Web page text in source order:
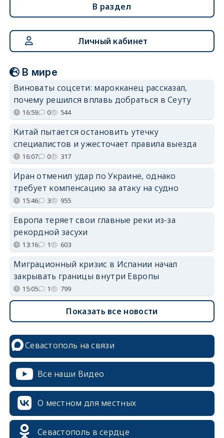
В раздел
Личный кабинет
В мире
Виноваты соцсети: марокканец рассказал,
почему решился вплавь добраться в Сеуту
16:59 0 544
Китай пытается остановить утечку
специалистов и ужесточает правила выезда
16:07 0 317
Иран отменил удар по Украине, однако
требует компенсацию за атаку на судно
15:46 3 955
Европа теряет свои главные реки из-за
рекордной засухи
13:16 1 603
Миграционный кризис в Испании начал
закрывать границы внутри Европы
15:05 1 799
Показать все новости
Севастополь на связи
Все наши Видео
О местном для местных
Севастополь в сердце